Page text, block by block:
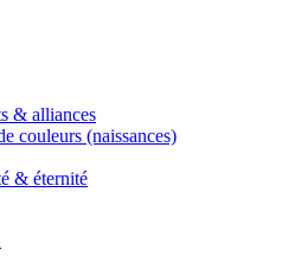
& alliances
couleurs (naissances)
& éternité